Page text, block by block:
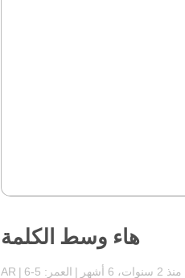
هاء وسط الكلمة
AR العمر: 5-6 منذ 2 سنوات، 6 أشهر